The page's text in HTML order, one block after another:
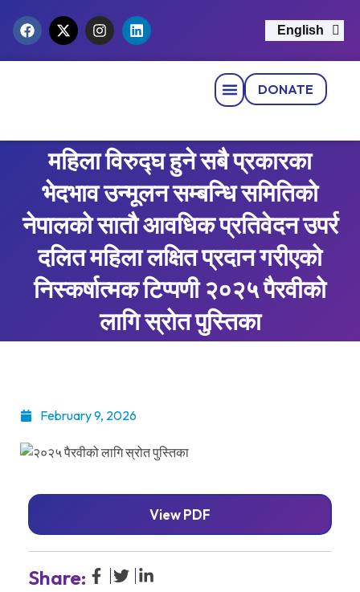
English
नेपाली
DONATE
महिला विरुद्घ हुने सबै प्रकारका
भेदभाव उन्मूलन सम्बन्धि समितिको
नेपालको सातौ आवधिक प्रतिवेदन उपर्र
दलित महिला लक्षित प्रदान गरीएको
निस्कर्षात्मक टिप्पणी २०२५ पैरवीको
लागि स्रोत पुस्तिका
February 9, 2026
View PDF
Share: